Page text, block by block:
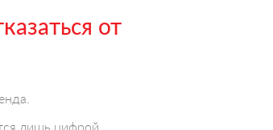
от